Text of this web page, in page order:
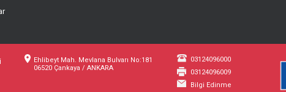
Ehlibeyt Mah. Mevlana Bulvarı No:181
06520 Çankaya / ANKARA
03124096000
03124096009
Bilgi Edinme